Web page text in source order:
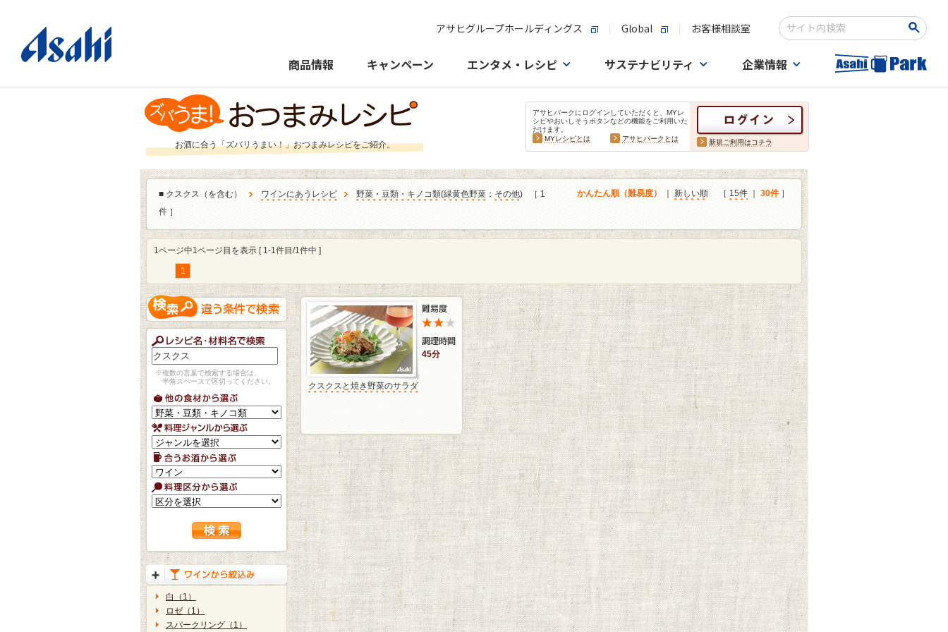
アサヒグループホールディングス Global お客様相談室
検索キーワード入力
商品情報 キャンペーン エンタメ・レシピ サステナビリティ 企業情報
お酒に合う「ズバリうまい！」おつまみレシピをご紹介。
アサヒパークにログインしていただくと、MYレ
シピやおいしそうボタンなどの機能をご利用いた
だけます。
MYレシピとは
アサヒパークとは 新規ご利用はコチラ
■ クスクス（を含む） ワインにあうレシピ 野菜・豆類・キノコ類(緑黄色野菜 ： その他)
［ 1
件 ］
かんたん順（難易度） 新しい順 ［ 15件 30件 ］
1ページ中1ページ目を表示 [ 1-1件目/1件中 ]
1
※複数の言葉で検索する場合は、
半角スペースで区切ってください。
白（1）
ロゼ（1）
スパークリング（1）
45分
クスクスと焼き野菜のサラダ